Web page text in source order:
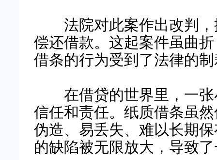
法院对此案作出改判，
偿还借款。这起案件虽曲
借条的行为受到了法律的
在借贷的世界里，一张
信任和责任。纸质借条虽
伪造、易丢失、难以长期
的缺陷被无限放大，导致